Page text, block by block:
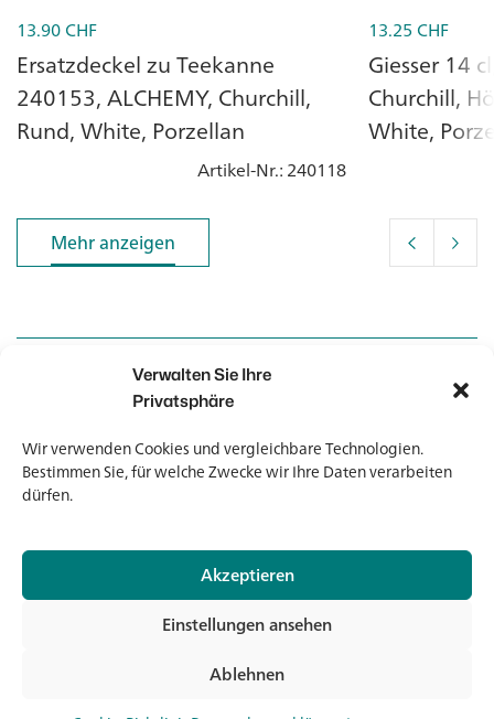
Verwalten Sie Ihre
Privatsphäre
Wir verwenden Cookies und vergleichbare Technologien.
Bestimmen Sie, für welche Zwecke wir Ihre Daten verarbeiten
dürfen.
Akzeptieren
Ablehnen
Einstellungen ansehen
13.90CHF
Ersatzdeckel zu Teekanne
240153, ALCHEMY, Churchill,
Rund, White, Porzellan
Artikel-Nr.: 240118
13.25 CHF
Giesser 14
Churchill,
White,
Mehr anzeigen
Mehr anzeigen
Kontakt
Kontakt
Newsletter
Newsletter
© 2026 Banholzer AG
Impressum
Datenschutz